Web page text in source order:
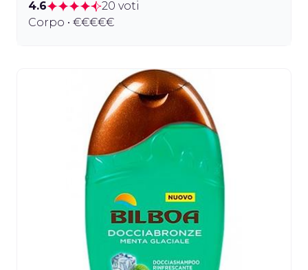
4.6
20 voti
Corpo • €€€€€